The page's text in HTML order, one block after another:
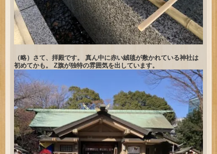
（略）さて、拝殿です。 真ん中に赤い絨毯が敷かれている神社は
初めてかも。 Z旗が独特の雰囲気を出しています。